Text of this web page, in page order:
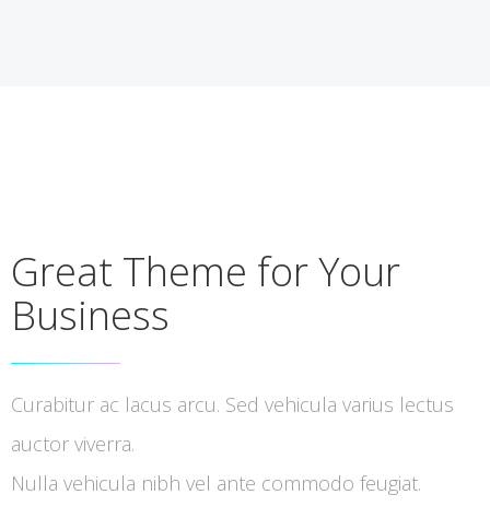
Great Theme for Your
Business
Curabitur ac lacus arcu. Sed vehicula varius lectus
auctor viverra.
Nulla vehicula nibh vel ante commodo feugiat.